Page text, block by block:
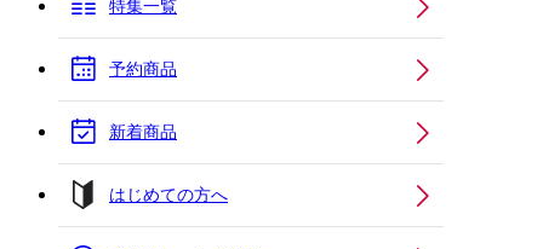
特集一覧
予約商品
新着商品
はじめての方へ